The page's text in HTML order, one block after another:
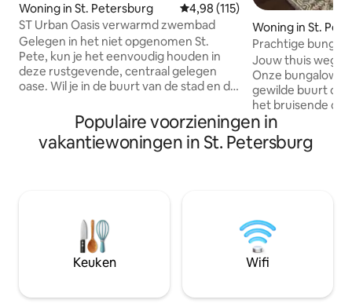
Woning in St. Petersburg Gemiddelde beoordeling van
4,98 (115)
ST Urban Oasis verwarmd zwembad
Gelegen in het niet opgenomen St.
Pete, kun je het eenvoudig houden in
deze rustgevende, centraal gelegen
oase. Wil je in de buurt van de stad en de
heiligdom in de achtertuin hebt? Dit is bij
jou om van alles te genieten. Deze
woning beschikt over twee slaapkamers,
familie kunnen genieten van een
ontspannen en gemakkelijk
toegankelijk verblijf in het prachtige St.
Woning in St.
Prachtige
Jouw thuis weg
Onze bungalow
gewilde buurt op
het bruisende centrum.
gerenoveerd; de
'30 blijft maar
volledig
slaapbank 2
streaming-apps
dineren
Populaire voorzieningen in
vakantiewoningen in St. Petersburg
Keuken Wifi